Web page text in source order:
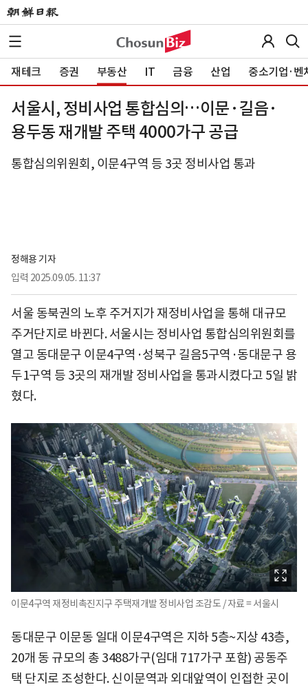
재테크 증권 부동산 IT 금융 산업 중소기업·벤
서울시, 정비사업 통합심의…이문·길음·
용두동 재개발 주택 4000가구 공급
통합심의위원회, 이문4구역 등 3곳 정비사업 통과
정해용 기자
입력 2025.09.05. 11:37
서울 동북권의 노후 주거지가 재정비사업을 통해 대규모
주거단지로 바뀐다. 서울시는 정비사업 통합심의위원회를
열고 동대문구 이문4구역·성북구 길음5구역·동대문구 용
두1구역 등 3곳의 재개발 정비사업을 통과시켰다고 5일 밝
혔다.
이문4구역 재정비촉진지구 주택재개발 정비사업 조감도 / 자료 = 서울시
동대문구 이문동 일대 이문4구역은 지하 5층~지상 43층,
20개 동 규모의 총 3488가구(임대 717가구 포함) 공동주
택 단지로 조성한다. 신이문역과 외대앞역이 인접한 곳이